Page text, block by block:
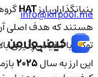
بنیانگذاران ارزHAT
هستند که هدف اصلی
توکن با مقیاس‌پذیری
این ارز به سال2025
info@kifpool.me